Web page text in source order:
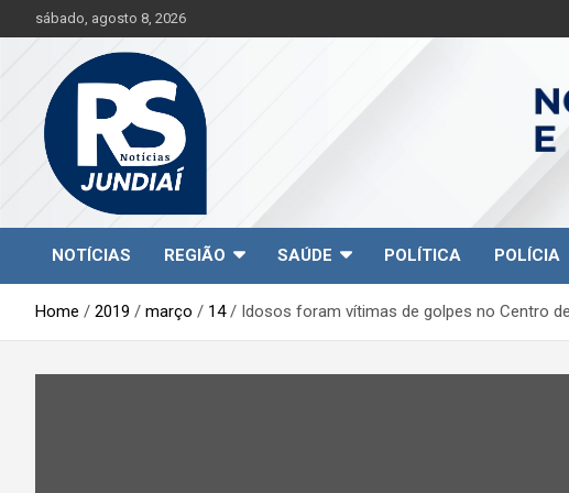
k
t
sábado, agosto 8, 2026
RS Notícias Jundiaí
Jundiaí e região na palma da sua mão!
NOTÍCIAS
REGIÃO SAÚDE POLÍTICA POLÍCIA
Home 2019 março 14 Idosos foram vítimas de golpes no Centro